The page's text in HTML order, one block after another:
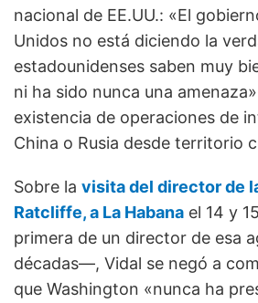
nacional de EE.UU.: «El
Unidos no está diciendo la
estadounidenses saben muy
ni ha sido nunca una
existencia de operaciones de
China o Rusia desde territorio
Sobre la visita del director de
Ratcliffe, a La Habana el 14 y
primera de un director de esa
décadas—, Vidal se negó a
que Washington «nunca ha